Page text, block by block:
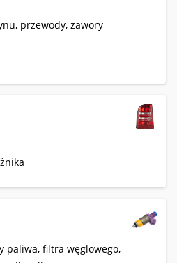
przewody, zawory
paliwa, filtra węglowego,